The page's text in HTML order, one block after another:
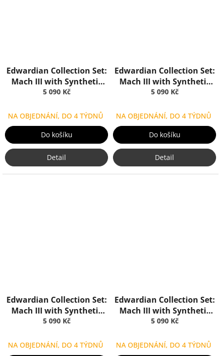
Edwardian Collection Set:
Mach III with Synthetic
Brush Horn, Truefitt & Hill
5 090 Kč
NA OBJEDNÁNÍ, DO 4 TÝDNŮ
Do košíku
Detail
Edwardian Collection Set:
Mach III with Synthetic
Brush Blue Opal, Truefitt
5 090 Kč
NA OBJEDNÁNÍ, DO 4 TÝDNŮ
Do košíku
Detail
Edwardian Collection Set:
Mach III with Synthetic
Brush Ebony, Truefitt &
5 090 Kč
NA OBJEDNÁNÍ, DO 4 TÝDNŮ
Edwardian Collection Set:
Mach III with Synthetic
Brush Ivory, Truefitt & Hill
5 090 Kč
NA OBJEDNÁNÍ, DO 4 TÝDNŮ